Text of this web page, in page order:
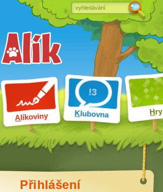
Alíkoviny Klubovna Hry
Přihlášení